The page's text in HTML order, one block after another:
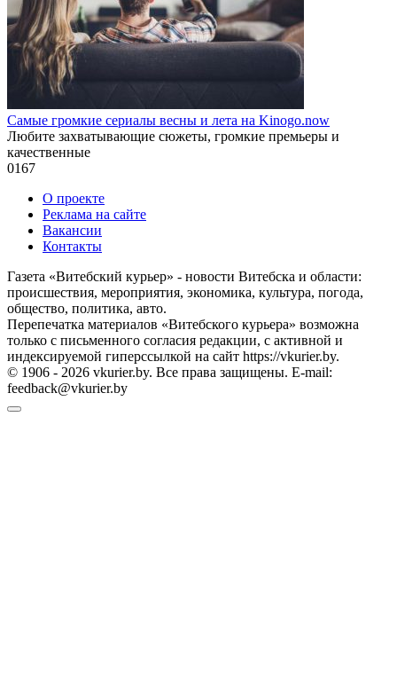
Самые громкие сериалы весны и лета на Kinogo.now
Любите захватывающие сюжеты, громкие премьеры и
качественные
0167
О проекте
Реклама на сайте
Вакансии
Контакты
Газета «Витебский курьер» - новости Витебска и области:
происшествия, мероприятия, экономика, культура, погода,
общество, политика, авто.
Перепечатка материалов «Витебского курьера» возможна
только с письменного согласия редакции, с активной и
индексируемой гиперссылкой на сайт https://vkurier.by.
© 1906 - 2026 vkurier.by. Все права защищены. E-mail:
feedback@vkurier.by